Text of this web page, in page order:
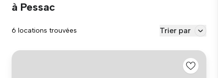
à Pessac
6 locations trouvées Trier par